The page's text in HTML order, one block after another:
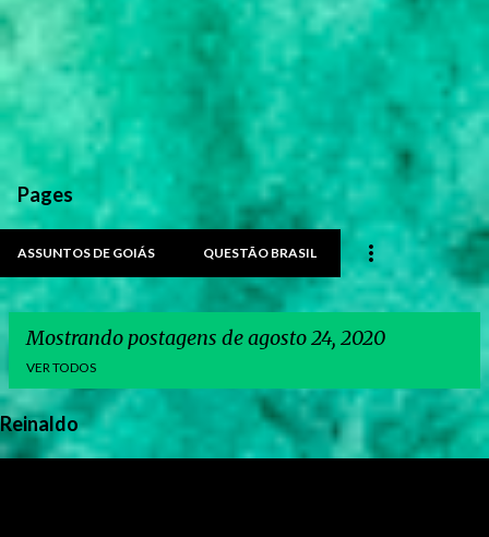
Pages
ASSUNTOS DE GOIÁS QUESTÃO BRASIL
Mostrando postagens de agosto 24, 2020
VER TODOS
P
Reinaldo